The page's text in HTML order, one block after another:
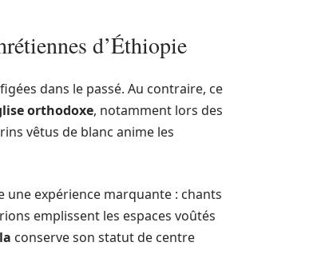
d’Éthiopie
dans le passé. Au contraire, ce
orthodoxe, notamment lors des
vêtus de blanc anime les
une expérience marquante : chants
emplissent les espaces voûtés
conserve son statut de centre